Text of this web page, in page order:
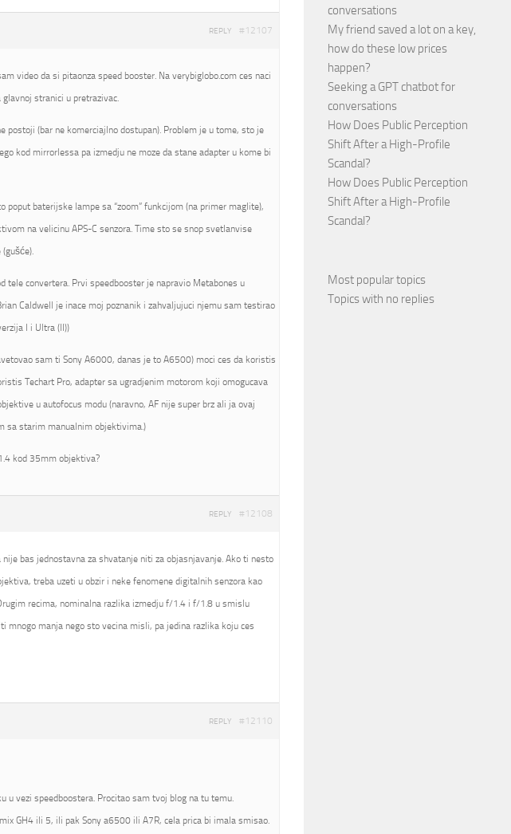
#12107
REPLY
video da si pitaonza speed booster. Na verybiglobo.com ces naci
stranici u pretrazivac.
postoji (bar ne komerciajlno dostupan). Problem je u tome, sto je
kod mirrorlessa pa izmedju ne moze da stane adapter u kome bi
poput baterijske lampe sa “zoom” funkcijom (na primer maglite),
na velicinu APS-C senzora. Time sto se snop svetlanvise
tele convertera. Prvi speedbooster je napravio Metabones u
Caldwell je inace moj poznanik i zahvaljujuci njemu sam testirao
I i Ultra (II))
sam ti Sony A6000, danas je to A6500) moci ces da koristis
Techart Pro, adapter sa ugradjenim motorom koji omogucava
u autofocus modu (naravno, AF nije super brz ali ja ovaj
sa starim manualnim objektivima.)
kod 35mm objektiva?
#12108
REPLY
bas jednostavna za shvatanje niti za objasnjavanje. Ako ti nesto
treba uzeti u obzir i neke fenomene digitalnih senzora kao
recima, nominalna razlika izmedju f/1.4 i f/1.8 u smislu
mnogo manja nego sto vecina misli, pa jedina razlika koju ces
#12110
REPLY
u vezi speedboostera. Procitao sam tvoj blog na tu temu.
GH4 ili 5, ili pak Sony a6500 ili A7R, cela prica bi imala smisao.
conversations
My friend saved a lot on a key,
how do these low prices
happen?
Seeking a GPT chatbot for
conversations
How Does Public Perception
Shift After a High-Profile
Scandal?
How Does Public Perception
Shift After a High-Profile
Scandal?
Most popular topics
Topics with no replies